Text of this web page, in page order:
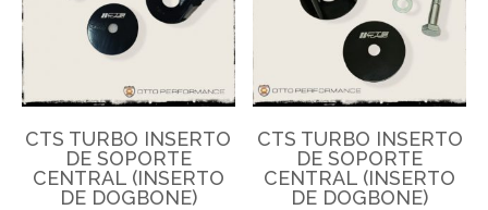
CTS TURBO INSERTO
DE SOPORTE
CENTRAL (INSERTO
DE DOGBONE)
CTS TURBO INSERTO
DE SOPORTE
CENTRAL (INSERTO
DE DOGBONE)